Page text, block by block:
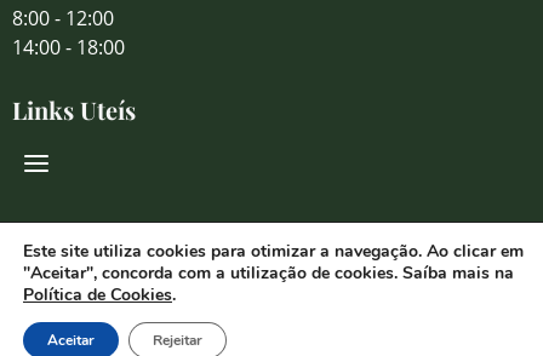
8:00 - 12:00
14:00 - 18:00
Links Uteís
Redes Sociais
© 2026 Florália Comércio de Flores
Este site utiliza cookies para otimizar a navegação. Ao clicar em
"Aceitar", concorda com a utilização de cookies. Saíba mais na
Política de Cookies.
Aceitar Rejeitar